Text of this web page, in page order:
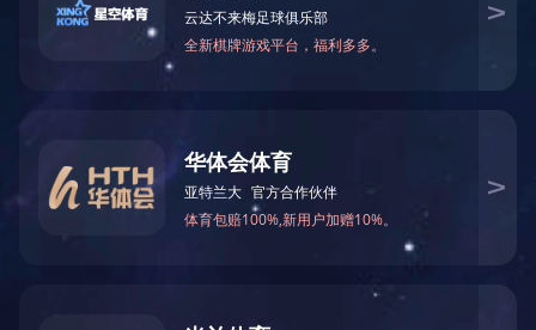
CNP-DU30KX